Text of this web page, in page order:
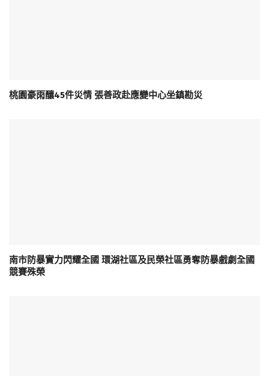
桃園豪雨釀45件災情 張善政赴應變中心坐鎮勘災
南市防暴實力閃耀全國 環湖社區及民榮社區勇奪防暴戲劇全國
競賽殊榮